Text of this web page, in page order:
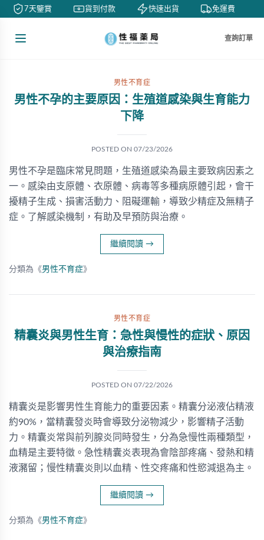
7天鑒賞 貨到付款 快速出貨 免運費
查詢訂單
男性不育症
男性不孕的主要原因：生殖道感染與生育能力
下降
POSTED ON 07/23/2026
男性不孕是臨床常見問題，生殖道感染為最主要致病因素之
一。感染由支原體、衣原體、病毒等多種病原體引起，會干
擾精子生成、損害活動力、阻礙運輸，導致少精症及無精子
症。了解感染機制，有助及早預防與治療。
繼續閱讀 →
分類為《男性不育症》
男性不育症
精囊炎與男性生育：急性與慢性的症狀、原因
與治療指南
POSTED ON 07/22/2026
精囊炎是影響男性生育能力的重要因素。精囊分泌液佔精液
約90%，當精囊發炎時會導致分泌物減少，影響精子活動
力。精囊炎常與前列腺炎同時發生，分為急慢性兩種類型，
血精是主要特徵。急性精囊炎表現為會陰部疼痛、發熱和精
液瀦留；慢性精囊炎則以血精、性交疼痛和性慾減退為主。
繼續閱讀 →
分類為《男性不育症》